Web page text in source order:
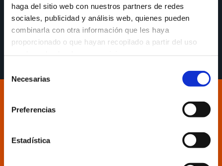
haga del sitio web con nuestros partners de redes
sociales, publicidad y análisis web, quienes pueden
combinarla con otra información que les haya
proporcionado o que hayan recopilado a partir del uso
de Necesarias
Preferencias
Estadística
Estudiantes e Leyma Coruña deste domingo ás
18:30: «Debemos tentar minimizar danos ante un
rival con gran potencial ofensivo e moitos focos de
atención»